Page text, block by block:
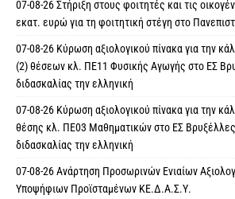
07-08-26 Στήριξη στους φοιτητές και τις
εκατ. ευρώ για τη φοιτητική στέγη στο
07-08-26 Κύρωση αξιολογικού πίνακα για την
(2) θέσεων κλ. ΠΕ11 Φυσικής Αγωγής στο ΕΣ
διδασκαλίας την ελληνική
07-08-26 Κύρωση αξιολογικού πίνακα για την
θέσης κλ. ΠΕ03 Μαθηματικών στο ΕΣ Βρυξέλλες
διδασκαλίας την ελληνική
07-08-26 Ανάρτηση Προσωρινών Ενιαίων
Υποψήφιων Προϊσταμένων ΚΕ.Δ.Α.Σ.Υ.